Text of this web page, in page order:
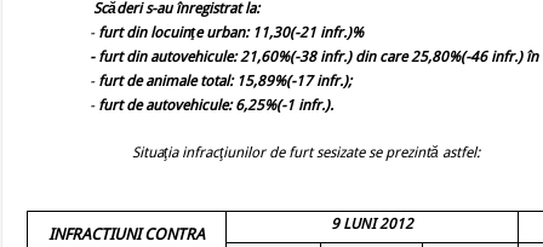
Scăderi s-au înregistrat la:
-furt din locuinţe urban: 11,30(-21 infr.)%
- furt din autovehicule: 21,60%(-38 infr.) din care 25,80%(-46 infr.)
- furt de animale total: 15,89%(-17 infr.);
- furt de autovehicule: 6,25%(-1 infr.).
Situaţia infracţiunilor de furt sesizate se prezintă astfel:
INFRACTIUNI CONTRA
9 LUNI 2012